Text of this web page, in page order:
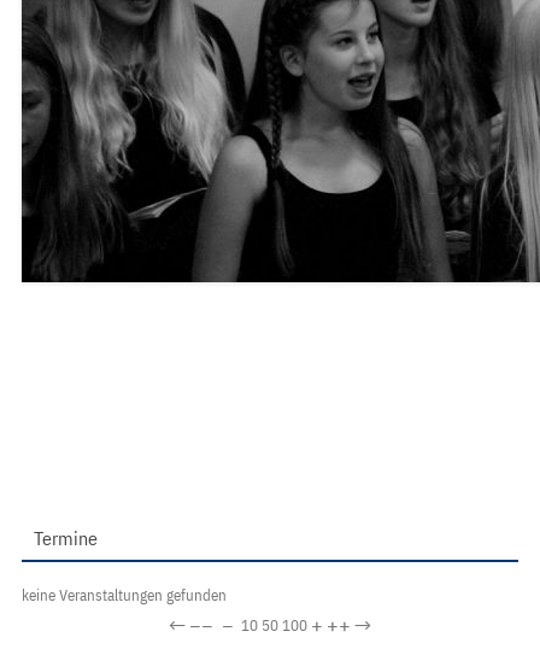
Termine
keine Veranstaltungen gefunden
←−− − 10 50100 + ++→